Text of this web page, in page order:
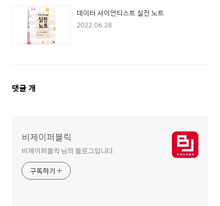
데이터 사이언티스트 실전 노트
2022.06.28
댓
댓글 개
비제이퍼블릭
비제이퍼블릭 님의 블로그입니다.
구독하기